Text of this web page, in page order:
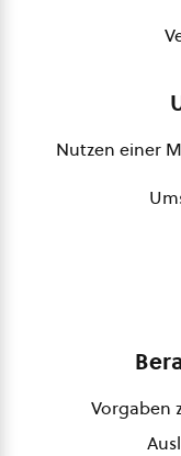
Nutzen einer
Vorgaben